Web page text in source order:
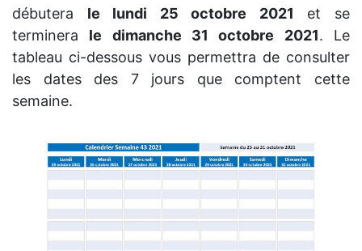
débutera le lundi 25 octobre 2021 et se
terminera le dimanche 31 octobre 2021. Le
tableau ci-dessous vous permettra de consulter
les dates des 7 jours que comptent cette
semaine.